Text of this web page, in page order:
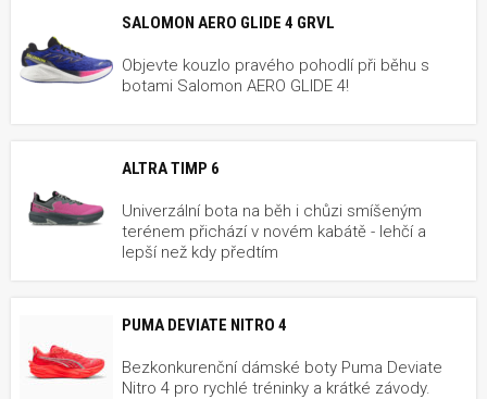
SALOMON AERO GLIDE 4 GRVL
Objevte kouzlo pravého pohodlí při běhu s
botami Salomon AERO GLIDE 4!
ALTRA TIMP 6
Univerzální bota na běh i chůzi smíšeným
terénem přichází v novém kabátě - lehčí a
lepší než kdy předtím
PUMA DEVIATE NITRO 4
Bezkonkurenční dámské boty Puma Deviate
Nitro 4 pro rychlé tréninky a krátké závody.